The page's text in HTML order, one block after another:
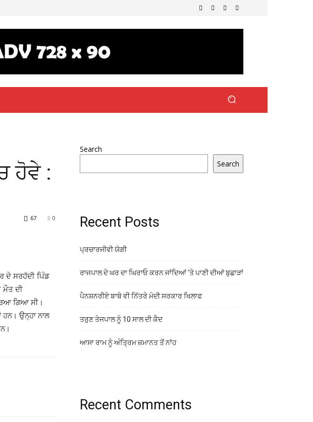
ਹੋਵੇ :
0
67
ਦੇ ਸਰਹੱਦੀ ਪਿੰਡ
ਮੌਤ ਦੀ
ਗਿਆ ਸੀ।
ਉਨ੍ਹਾ ਨਾਲ
Search
Search
Recent Posts
ਪ੍ਰਚਾਰਜੀਵੀ ਯੋਗੀ
ਰਾਜਪਾਲ ਦੇ ਘਰ ਦਾ ਘਿਰਾਓ ਕਰਨ ਜਾਂਦਿਆਂ ‘ਤੇ ਪਾਣੀ ਦੀਆਂ ਬੁਛਾੜਾਂ
ਪੈਨਸ਼ਨਰੀਏ ਬਾਬੇ ਵੀ ਨਿੱਤਰੇ ਮੋਦੀ ਸਰਕਾਰ ਖਿਲਾਫ
ਤਰੁਣ ਤੇਜਪਾਲ ਨੂੰ 10 ਸਾਲ ਦੀ ਕੈਦ
ਆਸਾ ਰਾਮ ਨੂੰ ਅੰਤ੍ਰਿਮ ਜ਼ਮਾਨਤ ਤੋਂ ਨਾਂਹ
Recent Comments